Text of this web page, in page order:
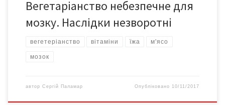
Вегетаріанство небезпечне для
мозку. Наслідки незворотні
вегетеріанство вітаміни їжа м'ясо
мозок
автор Сергій Паламар Опубліковано 10/11/2017